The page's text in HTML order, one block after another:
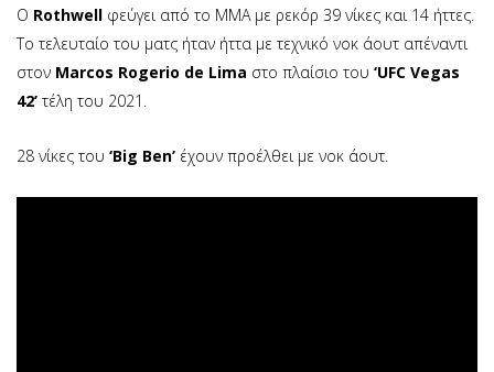
Ο Rothwell φεύγει από το ΜΜΑ με ρεκόρ 39 νίκες και 14 ήττες.
Το τελευταίο του ματς ήταν ήττα με τεχνικό νοκ άουτ απέναντι
στον Marcos Rogerio de Lima στο πλαίσιο του ‘UFC Vegas
42’ τέλη του 2021.
28 νίκες του ‘Big Ben’ έχουν προέλθει με νοκ άουτ.